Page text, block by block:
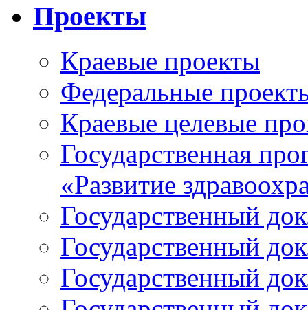
Проекты
Краевые проекты
Федеральные
Краевые целевые
Государственная
«Развитие
Государственный
Государственный
Государственный